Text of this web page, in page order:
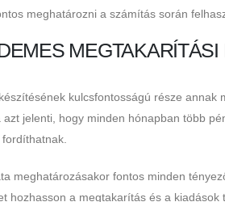
meghatározni a számítás során
kulcsfontosságú része
jelenti, hogy minden hónapban több
meghatározásakor fontos minden
hozhasson a megtakarítás és a kiadások